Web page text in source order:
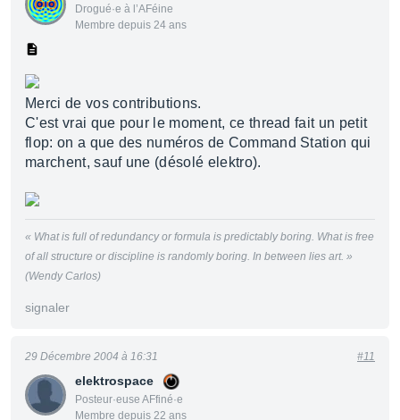
Drogué·e à l’AFéine
Membre depuis 24 ans
Merci de vos contributions.
C'est vrai que pour le moment, ce thread fait un petit
flop: on a que des numéros de Command Station qui
marchent, sauf une (désolé elektro).
« What is full of redundancy or formula is predictably boring. What is free
of all structure or discipline is randomly boring. In between lies art. »
(Wendy Carlos)
signaler
elektrospace
Posteur·euse AFfiné·e
Membre depuis 22 ans
29 Décembre 2004 à 16:31 #11